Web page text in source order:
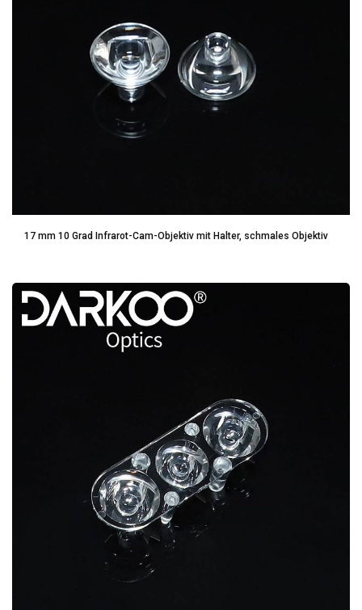
17 mm 10 Grad Infrarot-Cam-Objektiv mit Halter, schmales Objektiv